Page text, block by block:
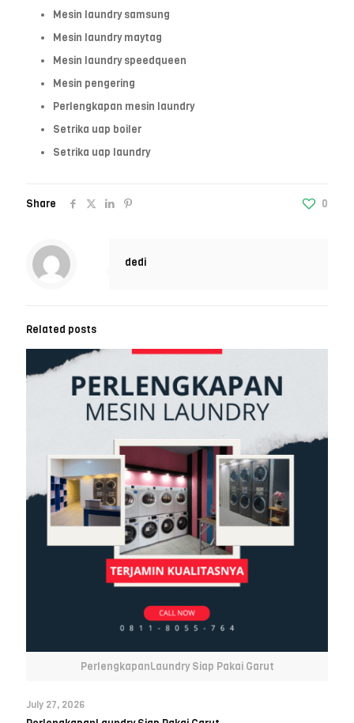
Mesin laundry samsung
Mesin laundry maytag
Mesin laundry speedqueen
Mesin pengering
Perlengkapan mesin laundry
Setrika uap boiler
Setrika uap laundry
Share 0
dedi
Related posts
PerlengkapanLaundry Siap Pakai Garut
July 27, 2026